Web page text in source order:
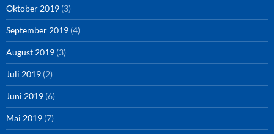
Oktober 2019 (3)
September 2019 (4)
August 2019 (3)
Juli 2019 (2)
Juni 2019 (6)
Mai 2019 (7)